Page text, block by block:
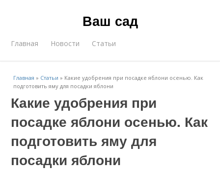
Ваш сад
Главная Новости Статьи
Главная » Статьи » Какие удобрения при посадке яблони осенью. Как
подготовить яму для посадки яблони
Какие удобрения при
посадке яблони осенью. Как
подготовить яму для
посадки яблони